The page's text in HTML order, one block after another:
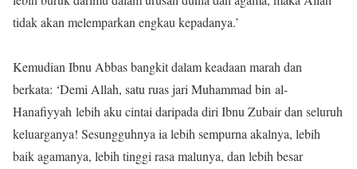
tidak akan melemparkan engkau kepadanya.’
Kemudian Ibnu Abbas bangkit dalam keadaan marah dan
berkata: ‘Demi Allah, satu ruas jari Muhammad bin al-
Hanafiyyah lebih aku cintai daripada diri Ibnu Zubair dan seluruh
keluarganya! Sesungguhnya ia lebih sempurna akalnya, lebih
baik agamanya, lebih tinggi rasa malunya, dan lebih besar